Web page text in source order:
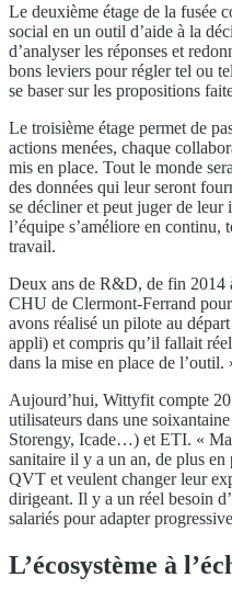
Le deuxième étage de la fusée
social en un outil d’aide à la
d’analyser les réponses et
bons leviers pour régler tel ou
se baser sur les propositions
Le troisième étage permet de
actions menées, chaque
mis en place. Tout le monde
des données qui leur seront
se décliner et peut juger de
l’équipe s’améliore en continu,
travail.
Deux ans de R&D, de fin 2014
CHU de Clermont-Ferrand
avons réalisé un pilote au
appli) et compris qu’il fallait
dans la mise en place de l’outil.
Aujourd’hui, Wittyfit compte
utilisateurs dans une
Storengy, Icade…) et ETI. «
sanitaire il y a un an, de plus en
QVT et veulent changer leur
dirigeant. Il y a un réel besoin
salariés pour adapter
L’écosystème à